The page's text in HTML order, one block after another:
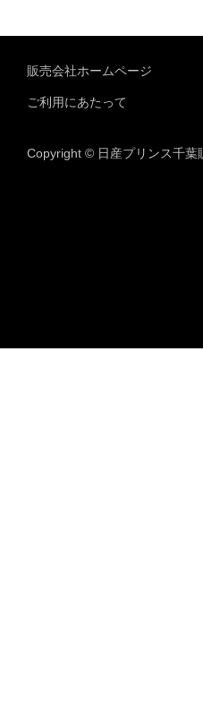
販売会社ホームページ
ご利用にあたって
Copyright © 日産プリンス千葉